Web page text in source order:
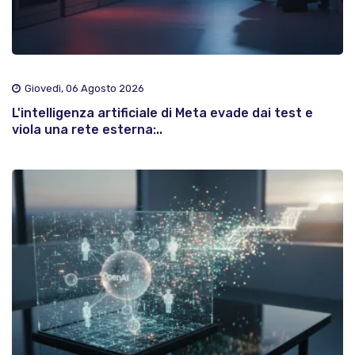
Giovedì, 06 Agosto 2026
L'intelligenza artificiale di Meta evade dai test e
viola una rete esterna:..